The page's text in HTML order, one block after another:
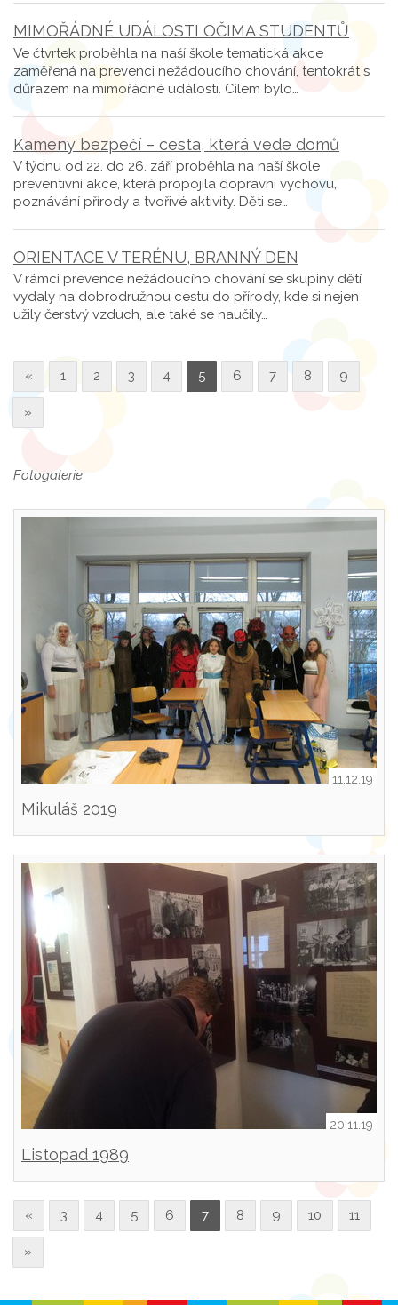
MIMOŘÁDNÉ UDÁLOSTI OČIMA STUDENTŮ
Ve čtvrtek proběhla na naší škole tematická akce
zaměřená na prevenci nežádoucího chování, tentokrát s
důrazem na mimořádné události. Cílem bylo…
Kameny bezpečí – cesta, která vede domů
V týdnu od 22. do 26. září proběhla na naší škole
preventivní akce, která propojila dopravní výchovu,
poznávání přírody a tvořivé aktivity. Děti se…
ORIENTACE V TERÉNU, BRANNÝ DEN
V rámci prevence nežádoucího chování se skupiny dětí
vydaly na dobrodružnou cestu do přírody, kde si nejen
užily čerstvý vzduch, ale také se naučily…
« 1 2 3 4 5 6 7 8 9
»
Fotogalerie
11.12.19
Mikuláš 2019
20.11.19
Listopad 1989
« 3 4 5 6 7 8 9 10 11
»